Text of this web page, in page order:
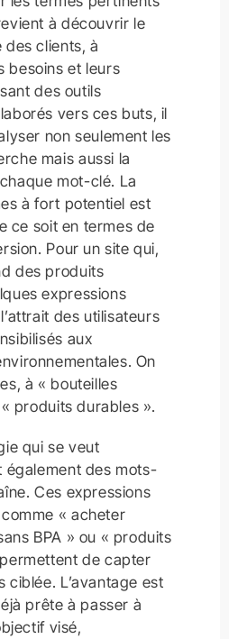
à découvrir le
clients, à
besoins et leurs
des outils
vers ces buts, il
non seulement les
mais aussi la
mot-clé. La
à fort potentiel est
ce soit en termes de
Pour un site qui,
des produits
expressions
des utilisateurs
aux
On
à « bouteilles
produits durables ».
qui se veut
également des mots-
Ces expressions
« acheter
BPA » ou « produits
de capter
ciblée. L’avantage est
prête à passer à
visé,